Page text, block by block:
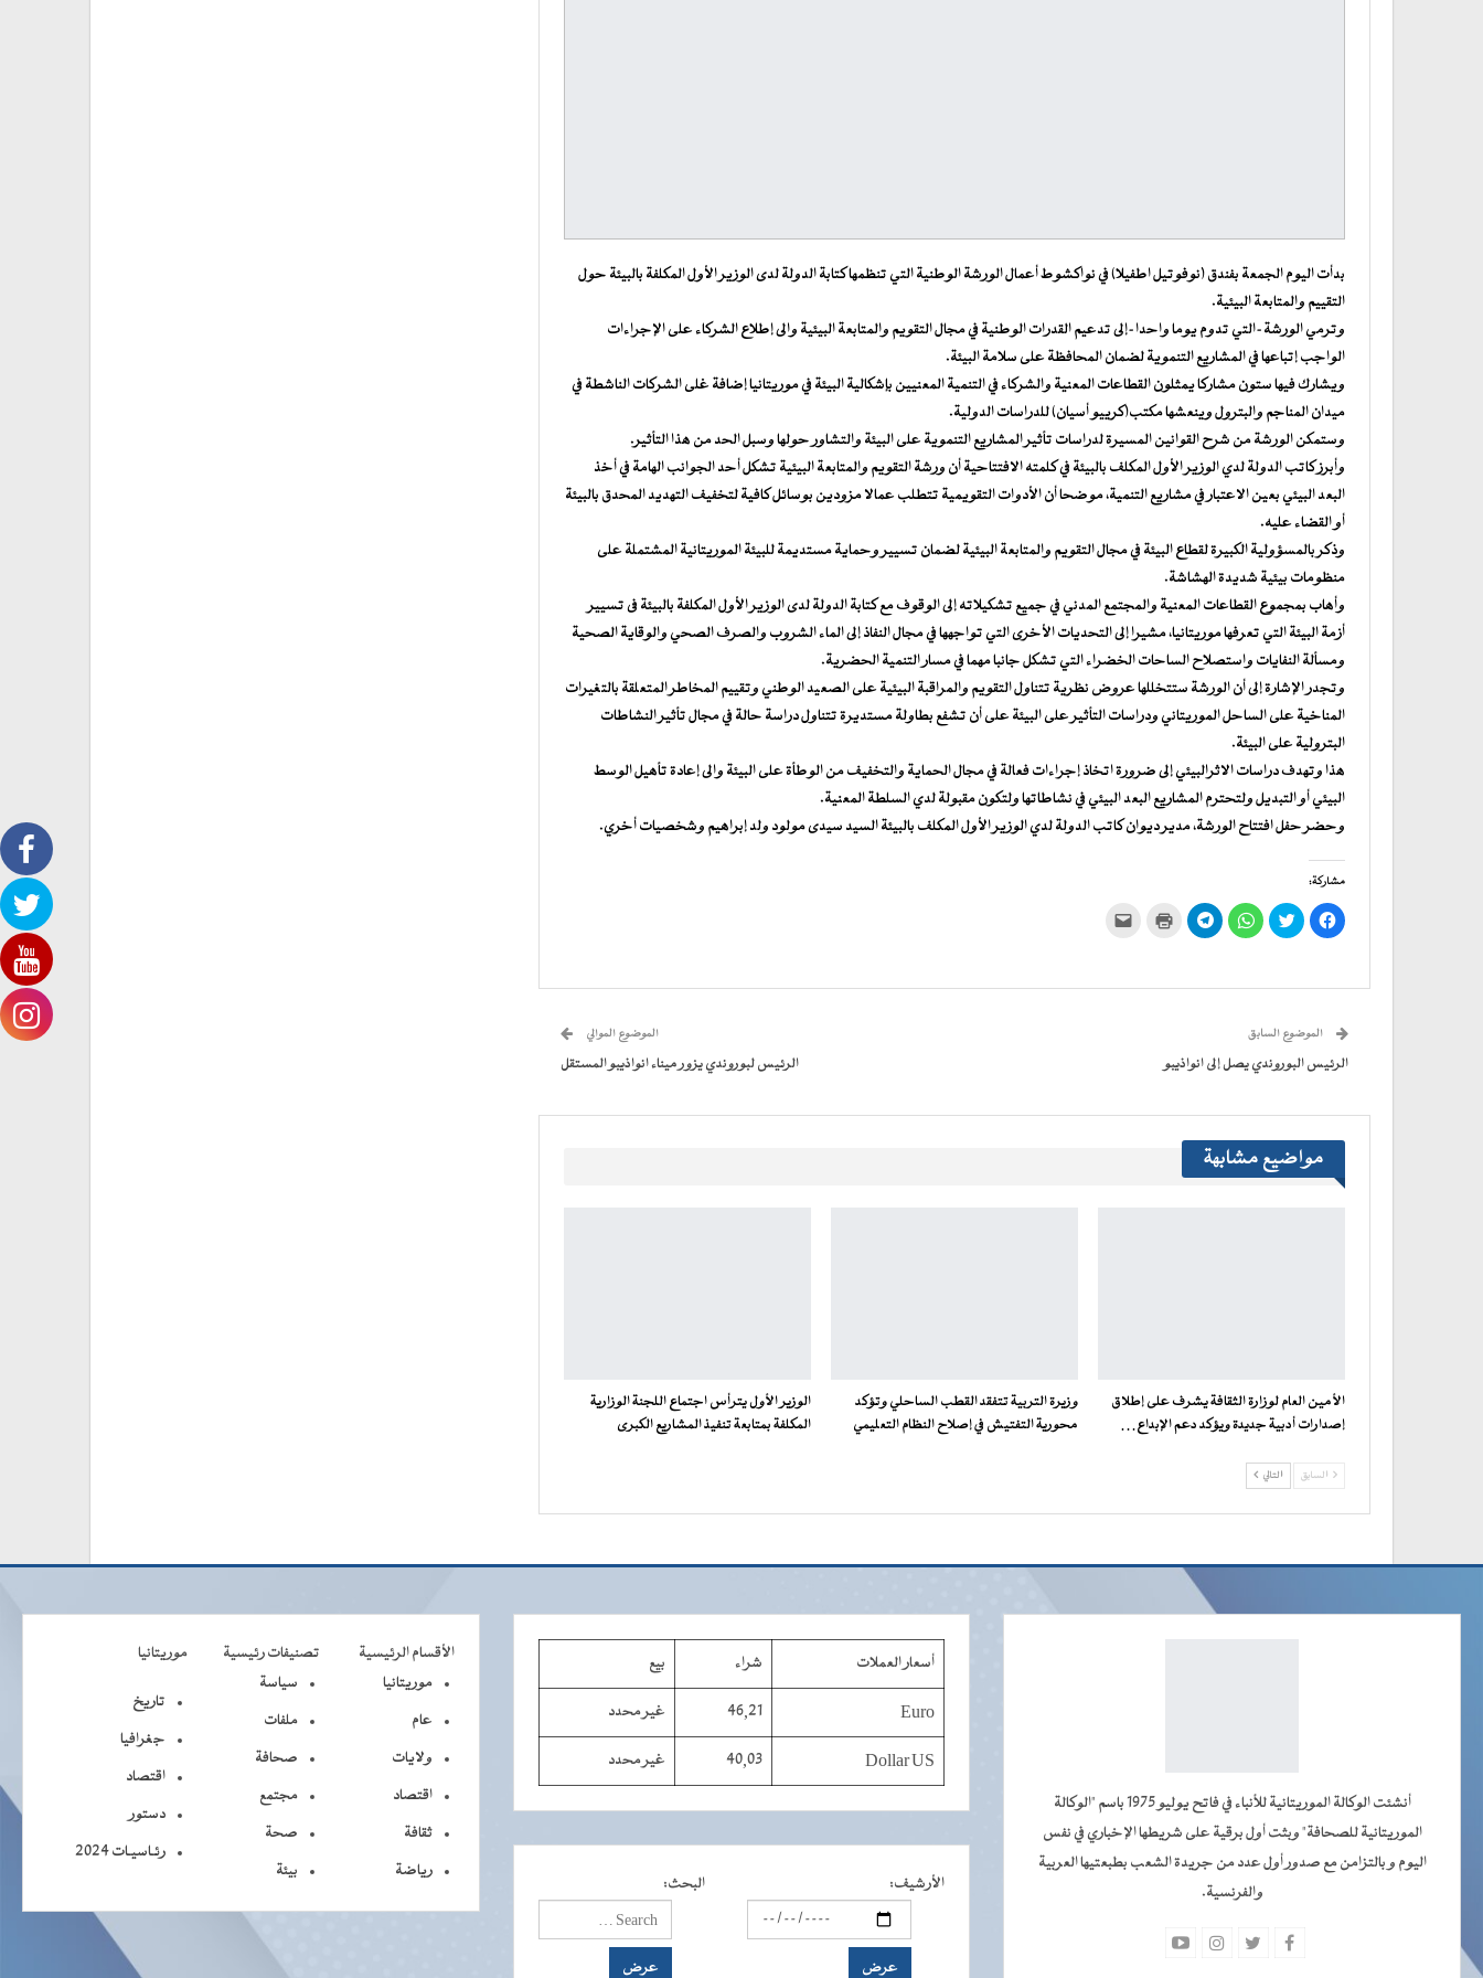
بدأت اليوم الجمعة بفندق (نوفوتيل اطفيلا) في نواكشوط أعمال الورشة الوطنية التي تنظمها كتابة الدولة لدى الوزير الأول المكلفة بالبيئة حول
التقييم والمتابعة البيئية.
وترمي الورشة-التي تدوم يوما واحدا-إلى تدعيم القدرات الوطنية في مجال التقويم والمتابعة البيئية والى إطلاع الشركاء على الإجراءات
الواجب إتباعها في المشاريع التنموية لضمان المحافظة على سلامة البيئة.
ويشارك فيها ستون مشاركا يمثلون القطاعات المعنية والشركاء في التنمية المعنيين بإشكالية البيئة في موريتانيا إضافة غلى الشركات الناشطة في
ميدان المناجم والبترول وينعشها مكتب(كرييو أسيان) للدراسات الدولية.
وستمكن الورشة من شرح القوانين المسيرة لدراسات تأثير المشاريع التنموية على البيئة والتشاور حولها وسبل الحد من هذا التأثير.
وأبرز كاتب الدولة لدي الوزير الأول المكلف بالبيئة في كلمته الافتتاحية أن ورشة التقويم والمتابعة البيئية تشكل أحد الجوانب الهامة في أخذ
البعد البيئي بعين الاعتبار في مشاريع التنمية، موضحا أن الأدوات التقويمية تتطلب عمالا مزودين بوسائل كافية لتخفيف التهديد المحدق بالبيئة
أو القضاء عليه.
وذكر بالمسؤولية الكبيرة لقطاع البيئة في مجال التقويم والمتابعة البيئية لضمان تسيير وحماية مستديمة للبيئة الموريتانية المشتملة على
منظومات بيئية شديدة الهشاشة.
وأهاب بمجموع القطاعات المعنية والمجتمع المدني في جميع تشكيلاته إلى الوقوف مع كتابة الدولة لدى الوزير الأول المكلفة بالبيئة فى تسيير
أزمة البيئة التي تعرفها موريتانيا، مشيرا إلى التحديات الأخرى التي تواجهها في مجال النفاذ إلى الماء الشروب والصرف الصحي والوقاية الصحية
ومسألة النفايات واستصلاح الساحات الخضراء التي تشكل جانبا مهما في مسار التنمية الحضرية.
وتجدر الإشارة إلى أن الورشة ستتخللها عروض نظرية تتناول التقويم والمراقبة البيئية على الصعيد الوطني وتقييم المخاطر المتعلقة بالتغيرات
المناخية على الساحل الموريتاني ودراسات التأثير على البيئة على أن تشفع بطاولة مستديرة تتناول دراسة حالة في مجال تأثير النشاطات
البترولية على البيئة.
هذا وتهدف دراسات الاثرالبيئي إلى ضرورة اتخاذ إجراءات فعالة في مجال الحماية والتخفيف من الوطأة على البيئة والى إعادة تأهيل الوسط
البيئي أو التبديل ولتحترم المشاريع البعد البيئي في نشاطاتها ولتكون مقبولة لدي السلطة المعنية.
وحضر حفل افتتاح الورشة، مدير ديوان كاتب الدولة لدي الوزير الأول المكلف بالبيئة السيد سيدى مولود ولد إبراهيم وشخصيات أخري.
مشاركة:
انقر
للمشاركة
على
اضغط
للمشاركة
على
انقر
للمشاركة
على
انقر
للمشاركة
اضغط
للطباعة
الموضوع السابق
الرئيس البوروندي يصل إلى انواذيبو
الموضوع الموالي
الرئيس لبوروندي يزور ميناء انواذيبو المستقل
مواضيع مشابهة
الأمين العام لوزارة الثقافة يشرف على إطلاق
إصدارات أدبية جديدة ويؤكد دعم الإبداع…
وزيرة التربية تتفقد القطب الساحلي وتؤكد
محورية التفتيش في إصلاح النظام التعليمي
الوزير الأول يترأس اجتماع اللجنة الوزارية
المكلفة بمتابعة تنفيذ المشاريع الكبرى
السابق التالي
أنشئت الوكالة الموريتانية للأنباء في فاتح يوليو 1975 باسم "الوكالة
الموريتانية للصحافة" وبثت أول برقية على شريطها الإخباري في نفس
اليوم و بالتزامن مع صدور أول عدد من جريدة الشعب بطبعتيها العربية
والفرنسية.
أسعار العملات شراء بيع
Euro
46,21 غير محدد
Dollar US
40,03 غير محدد
الأرشيف: البحث:
الأقسام الرئيسية تصنيفات رئيسية
موريتانيا
موريتانيا
عام
ولايات
اقتصاد
ثقافة
رياضة
سياسة
ملفات
صحافة
مجتمع
صحة
بيئة
تاريخ
جغرافيا
اقتصاد
دستور
رئـاسيـات 2024